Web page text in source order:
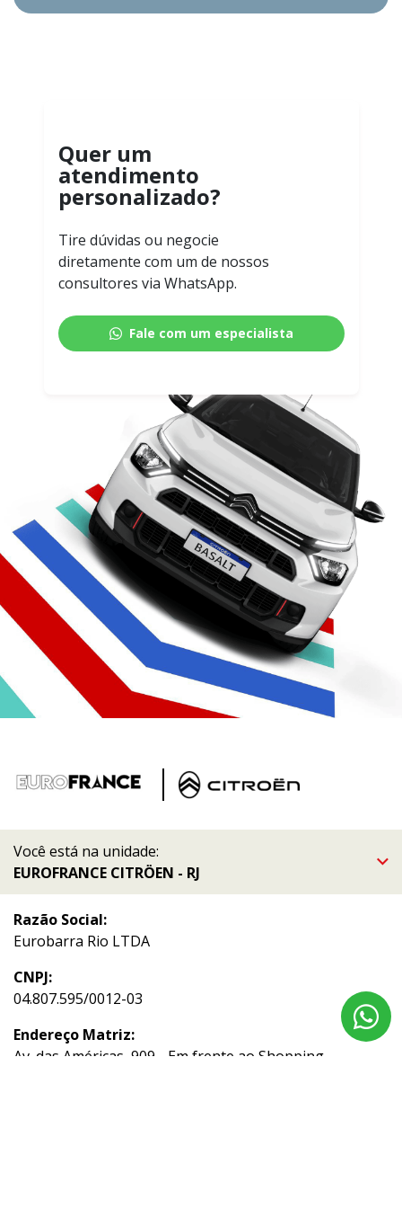
Quer um
atendimento
personalizado?
Tire dúvidas ou negocie
diretamente com um de nossos
consultores via WhatsApp.
Fale com um especialista
Você está na unidade:
EUROFRANCE CITRÖEN - RJ
Razão Social:
Eurobarra Rio LTDA
CNPJ:
04.807.595/0012-03
Endereço Matriz:
Av. das Américas, 909 - Em frente ao Shopping